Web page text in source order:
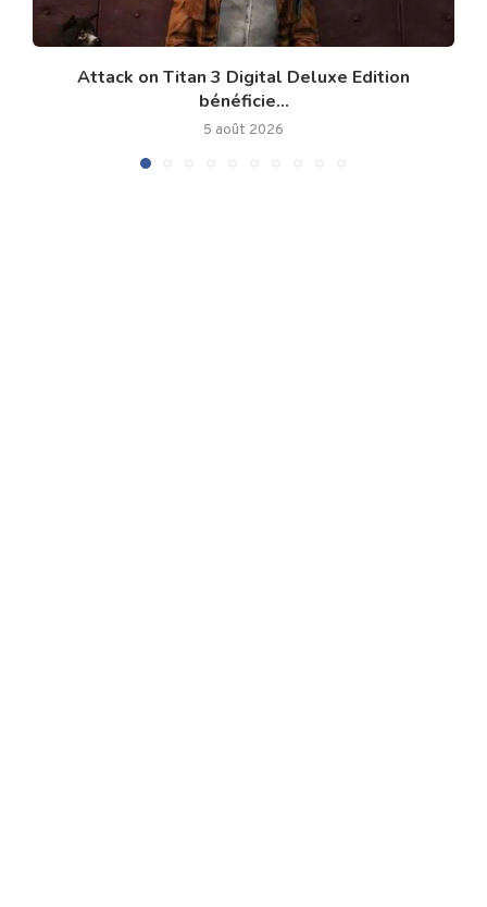
Attack on Titan 3 Digital Deluxe Edition
bénéficie...
5 août 2026